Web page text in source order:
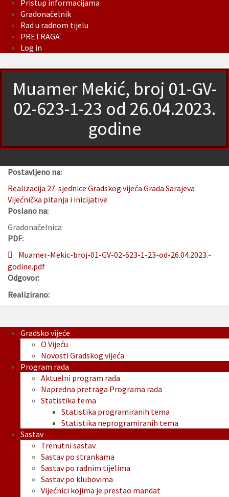
Pristup informacijama
Gradonačelnik
Rad u radnom tijelu
PRETRAGA
Log in
Muamer Mekić, broj 01-GV-
02-623-1-23 od 26.04.2023.
godine
Postavljeno na:
Realizacija 27. sjednice Gradskog vijeća Grada Sarajeva
Vijećnička pitanja i inicijative
Poslano na:
Gradonačelnica
PDF:
Muamer-Mekic-broj-01-GV-02-623-1-23-od-26.04.2023.-
godine.pdf
Odgovor:
Realizirano:
Gradsko vijeće
O Vijeću
Novosti Gradskog vijeća
Program rada
Aktuelni program rada
Napredna pretraga Programa rada
Statistika tema
Statistika programiranih tema
Statistika neprogramiranih tema
Sastav
Trenutni sastav
Sastav po strankama
Sastav po radnim tijelima
Sastav po klubovima
Vijećnici kojima je prestao mandat